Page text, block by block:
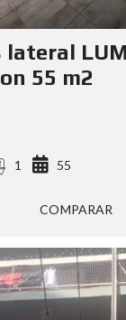
55 m2
1 55
COMPARAR